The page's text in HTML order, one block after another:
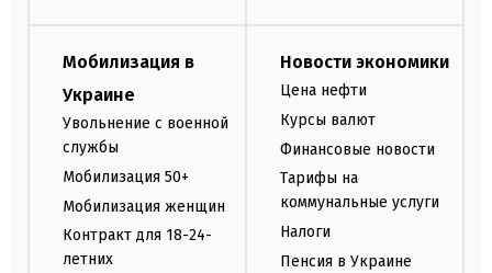
Мобилизация в
Украине
Увольнение с военной
службы
Мобилизация 50+
Мобилизация женщин
Контракт для 18-24-
летних
Новости экономики
Цена нефти
Курсы валют
Финансовые новости
Тарифы на
коммунальные услуги
Налоги
Пенсия в Украине